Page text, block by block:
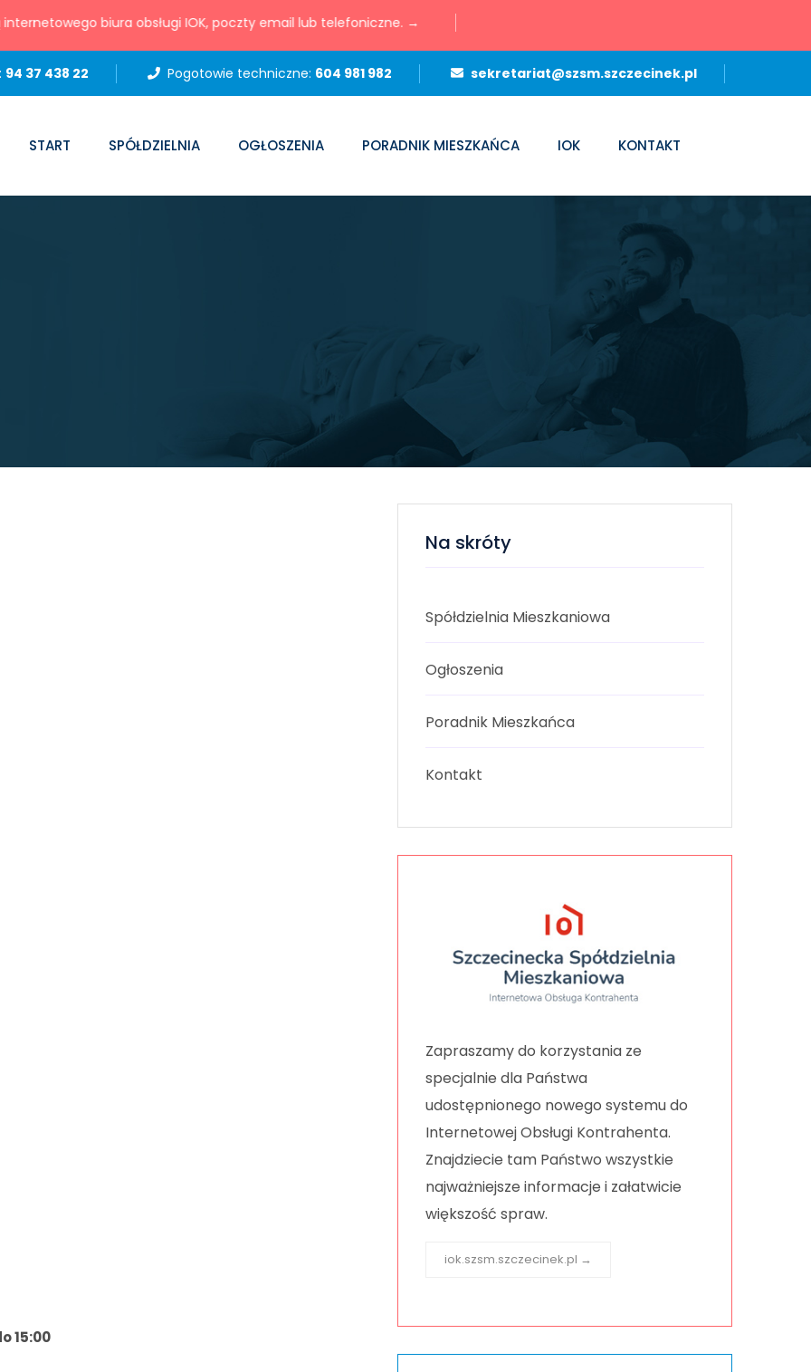
biura obsługi IOK, poczty email lub telefoniczne. →
94 37 438 22 Pogotowie techniczne: 604 981 982 sekretariat@szsm.szczecinek.pl
START SPÓŁDZIELNIA OGŁOSZENIA PORADNIK MIESZKAŃCA IOK KONTAKT
15:00
Na skróty
Spółdzielnia Mieszkaniowa
Ogłoszenia
Poradnik Mieszkańca
Kontakt
Zapraszamy do korzystania ze
specjalnie dla Państwa
udostępnionego nowego systemu do
Internetowej Obsługi Kontrahenta.
Znajdziecie tam Państwo wszystkie
najważniejsze informacje i załatwicie
większość spraw.
iok.szsm.szczecinek.pl →